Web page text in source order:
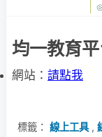
均一教育
網站： 請點我
標籤： 線上工具,